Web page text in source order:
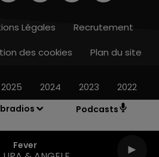
Podcasts
Fever
Légales
Recrutement
des cookies Plan du site
2025 2024 2023 2022